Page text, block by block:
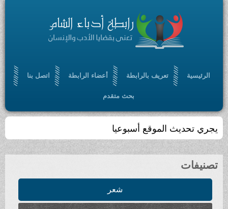
الرئيسية تعريف بالرابطة أعضاء الرابطة اتصل بنا
بحث متقدم
يجري تحديث الموقع أسبوعيا
تصنيفات
شعر